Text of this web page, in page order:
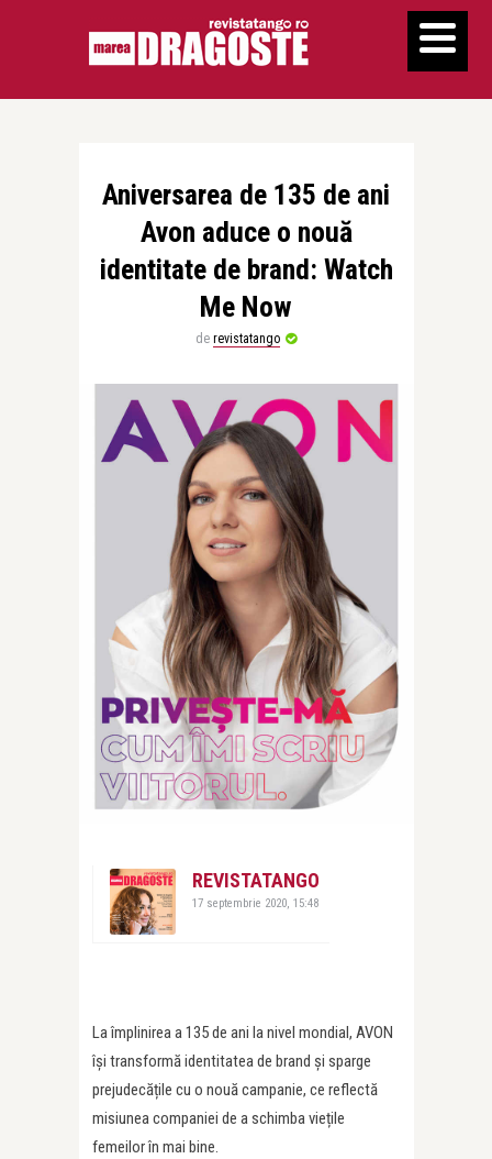
Aniversarea de 135 de ani
Avon aduce o nouă
identitate de brand: Watch
Me Now
de revistatango
REVISTATANGO
17 septembrie 2020, 15:48
La împlinirea a 135 de ani la nivel mondial, AVON
își transformă identitatea de brand și sparge
prejudecățile cu o nouă campanie, ce reflectă
misiunea companiei de a schimba viețile
femeilor în mai bine.